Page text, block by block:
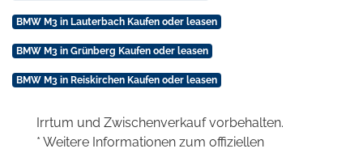
BMW M3 in Lauterbach Kaufen oder leasen
BMW M3 in Grünberg Kaufen oder leasen
BMW M3 in Reiskirchen Kaufen oder leasen
Irrtum und Zwischenverkauf vorbehalten.
* Weitere Informationen zum offiziellen